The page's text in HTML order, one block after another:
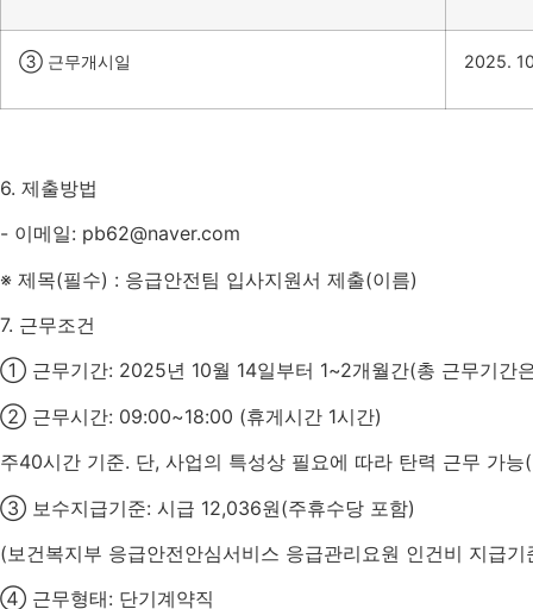
③ 근무개시일 2025.
6. 제출방법
- 이메일: pb62@naver.com
※ 제목(필수) : 응급안전팀 입사지원서 제출(이름)
7. 근무조건
① 근무기간: 2025년 10월 14일부터 1~2개월간(총 근무기간
② 근무시간: 09:00~18:00 (휴게시간 1시간)
주40시간 기준. 단, 사업의 특성상 필요에 따라 탄력 근무 가능(
③ 보수지급기준: 시급 12,036원(주휴수당 포함)
( 보건복지부 응급안전안심서비스 응급관리요원 인건비 지급기
④ 근무형태: 단기계약직